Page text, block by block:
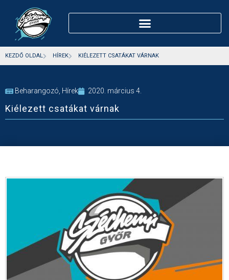
KEZDŐ OLDAL HÍREK KIÉLEZETT CSATÁKAT VÁRNAK
Beharangozó Hírek 2020. március 4.
Kiélezett csatákat várnak